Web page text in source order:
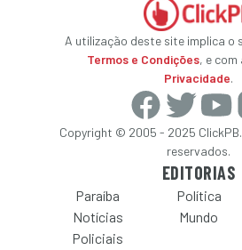
A utilização deste site implica o
Termos e Condições, e com
Privacidade.
Copyright © 2005 - 2025
reservados.
EDITORIAS
Paraíba Política
Notícias
Policiais
Mundo